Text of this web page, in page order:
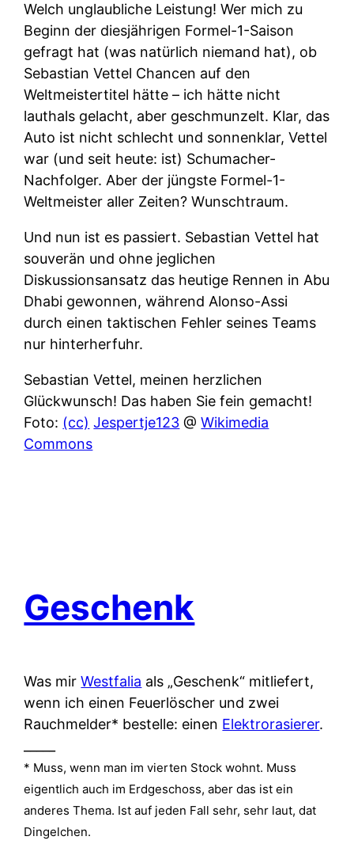
Welch unglaubliche Leistung! Wer mich zu
Beginn der diesjährigen Formel-1-Saison
gefragt hat (was natürlich niemand hat), ob
Sebastian Vettel Chancen auf den
Weltmeistertitel hätte – ich hätte nicht
lauthals gelacht, aber geschmunzelt. Klar, das
Auto ist nicht schlecht und sonnenklar, Vettel
war (und seit heute: ist) Schumacher-
Nachfolger. Aber der jüngste Formel-1-
Weltmeister aller Zeiten? Wunschtraum.
Und nun ist es passiert. Sebastian Vettel hat
souverän und ohne jeglichen
Diskussionsansatz das heutige Rennen in Abu
Dhabi gewonnen, während Alonso-Assi
durch einen taktischen Fehler seines Teams
nur hinterherfuhr.
Sebastian Vettel, meinen herzlichen
Glückwunsch! Das haben Sie fein gemacht!
Foto: (cc) Jespertje123 @Wikimedia
Commons
Geschenk
Was mirWestfalia als „Geschenk“ mitliefert,
wenn ich einen Feuerlöscher und zwei
Rauchmelder* bestelle: einen Elektrorasierer.
* Muss, wenn man im vierten Stock wohnt. Muss
eigentlich auch im Erdgeschoss, aber das ist ein
anderes Thema. Ist auf jeden Fall sehr, sehr laut, dat
Dingelchen.